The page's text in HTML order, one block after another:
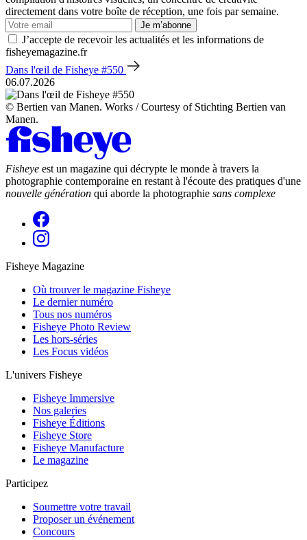
directement dans votre boîte de réception, une fois par semaine.
Je m’abonne
J’accepte de recevoir les actualités et les informations de
fisheyemagazine.fr
Dans l'œil de Fisheye #550
06.07.2026
© Bertien van Manen. Works / Courtesy of Stichting Bertien van
Manen.
Fisheye est un magazine qui décrypte le monde à travers la
photographie contemporaine en restant à l'écoute des pratiques d'une
nouvelle génération qui aborde la photographie sans complexe
Fisheye Magazine
Où trouver le magazine Fisheye
Le dernier numéro
Tous nos numéros
Fisheye Photo Review
Les hors-séries
Les Focus vidéos
L'univers Fisheye
Fisheye Immersive
Nos galeries
Fisheye Éditions
Fisheye Store
Fisheye Manufacture
Le magazine
Participez
Soumettre votre travail
Proposer un événement
Concours